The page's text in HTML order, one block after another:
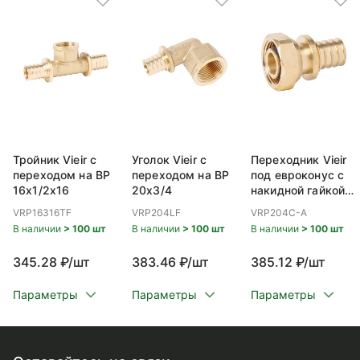
Тройник Vieir с
переходом на ВР
16x1/2x16
VRP16316TF
В наличии > 100 шт
345.28 ₽/шт
Параметры
Уголок Vieir с
переходом на ВР
20x3/4
VRP204LF
В наличии > 100 шт
383.46 ₽/шт
Параметры
Переходник Vieir
под евроконус с
накидной гайкой
VRP204C-A
В наличии > 100 шт
385.12 ₽/шт
Параметры